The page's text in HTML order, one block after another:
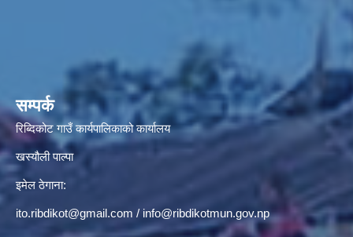
सम्पर्क
रिब्दिकोट गाउँ कार्यपालिकाको कार्यालय
खस्यौली पाल्पा
इमेल ठेगाना:
ito.ribdikot@gmail.com / info@ribdikotmun.gov.np